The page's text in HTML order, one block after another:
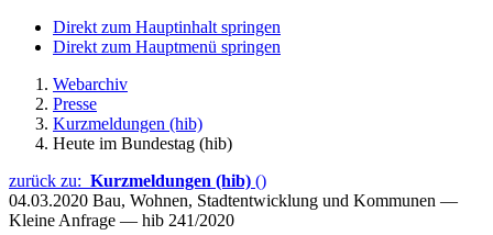
Direkt zum Hauptinhalt springen
Direkt zum Hauptmenü springen
Webarchiv
Presse
Kurzmeldungen (hib)
Heute im Bundestag (hib)
zurück zu: Kurzmeldungen (hib) ()
04.03.2020 Bau, Wohnen, Stadtentwicklung und Kommunen —
Kleine Anfrage — hib 241/2020